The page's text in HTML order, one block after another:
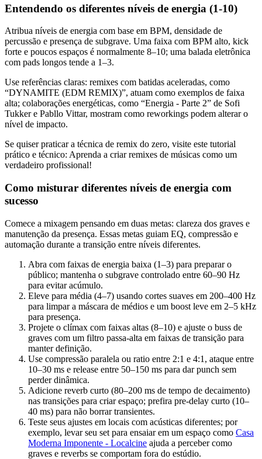
Entendendo os diferentes níveis de energia (1-10)
Atribua níveis de energia com base em BPM, densidade de
percussão e presença de subgrave. Uma faixa com BPM alto, kick
forte e poucos espaços é normalmente 8–10; uma balada eletrônica
com pads longos tende a 1–3.
Use referências claras: remixes com batidas aceleradas, como
“DYNAMITE (EDM REMIX)”, atuam como exemplos de faixa
alta; colaborações energéticas, como “Energia - Parte 2” de Sofi
Tukker e Pabllo Vittar, mostram como reworkings podem alterar o
nível de impacto.
Se quiser praticar a técnica de remix do zero, visite este tutorial
prático e técnico: Aprenda a criar remixes de músicas como um
verdadeiro profissional!
Como misturar diferentes níveis de energia com
sucesso
Comece a mixagem pensando em duas metas: clareza dos graves e
manutenção da presença. Essas metas guiam EQ, compressão e
automação durante a transição entre níveis diferentes.
Abra com faixas de energia baixa (1–3) para preparar o
público; mantenha o subgrave controlado entre 60–90 Hz
para evitar acúmulo.
Eleve para média (4–7) usando cortes suaves em 200–400 Hz
para limpar a máscara de médios e um boost leve em 2–5 kHz
para presença.
Projete o clímax com faixas altas (8–10) e ajuste o buss de
graves com um filtro passa-alta em faixas de transição para
manter definição.
Use compressão paralela ou ratio entre 2:1 e 4:1, ataque entre
10–30 ms e release entre 50–150 ms para dar punch sem
perder dinâmica.
Adicione reverb curto (80–200 ms de tempo de decaimento)
nas transições para criar espaço; prefira pre-delay curto (10–
40 ms) para não borrar transientes.
Teste seus ajustes em locais com acústicas diferentes; por
exemplo, levar seu set para ensaiar em um espaço como Casa
Moderna Imponente - Localcine ajuda a perceber como
graves e reverbs se comportam fora do estúdio.